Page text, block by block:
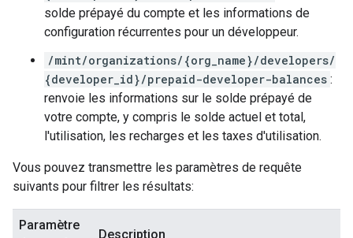
solde prépayé du compte et les informations de
configuration récurrentes pour un développeur.
/mint/organizations/{org_name}/developers/
{developer_id}/prepaid-developer-balances :
renvoie les informations sur le solde prépayé de
votre compte, y compris le solde actuel et total,
l'utilisation, les recharges et les taxes d'utilisation.
Vous pouvez transmettre les paramètres de requête
suivants pour filtrer les résultats:
Paramètre
Description